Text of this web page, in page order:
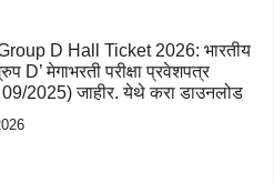
D Hall Ticket 2026: भारतीय
D’ मेगाभरती परीक्षा प्रवेशपत्र
2025) जाहीर. येथे करा डाउनलोड